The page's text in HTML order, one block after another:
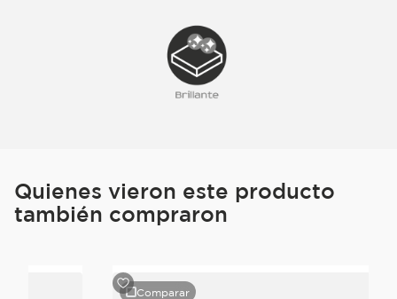
Quienes vieron este producto
también compraron
Comparar